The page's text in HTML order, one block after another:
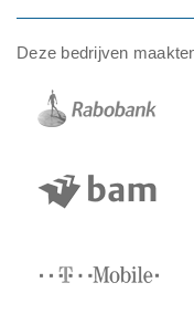
Deze bedrijven